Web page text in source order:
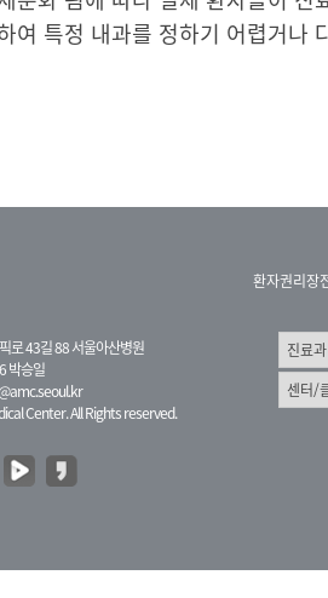
여 특정 내과를 정하기 어렵거나
로 43길 88 서울아산병원
박승일
Center. All Rights reserved.
환자권리장